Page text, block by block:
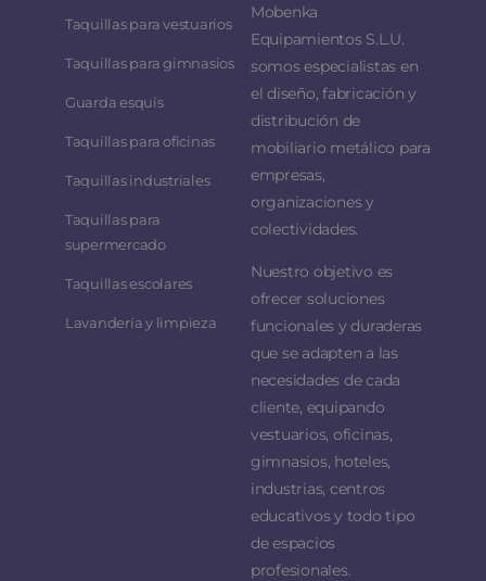
Taquillas para vestuarios
Taquillas para gimnasios
Guarda esquís
Taquillas para oficinas
Taquillas industriales
Taquillas para
supermercado
Taquillas escolares
Lavandería y limpieza
Mobenka
Equipamientos S.L.U.
somos especialistas en
el diseño, fabricación y
distribución de
mobiliario metálico para
empresas,
organizaciones y
colectividades.
Nuestro objetivo es
ofrecer soluciones
funcionales y duraderas
que se adapten a las
necesidades de cada
cliente, equipando
vestuarios, oficinas,
gimnasios, hoteles,
industrias, centros
educativos y todo tipo
de espacios
profesionales.